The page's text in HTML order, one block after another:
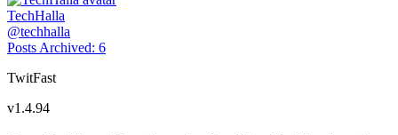
TechHalla
@techhalla
Posts Archived: 6
TwitFast
v1.4.94